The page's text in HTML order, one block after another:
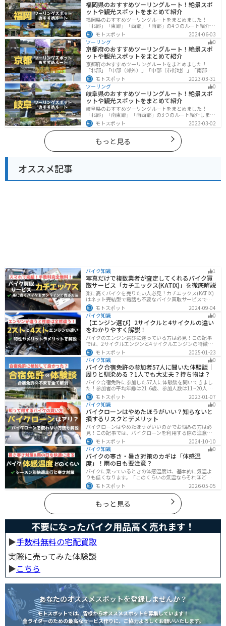
福岡県のおすすめツーリングルート！絶景スポ
ットや観光スポットをまとめて紹介
福岡県のおすすめツーリングルートをまとめました！
「北部」「東部」「西部」「南部」の4つのルート紹介し
ます。豊かな自然から歴史ある名所、グルメまで多彩な
魅力が詰まっており、様々な楽しみ方ができます。バイ
クで福岡県にツーリングに行く際は参考にしてくださ
い。
モトスポット
2024-06-03
ツーリング
0
京都府のおすすめツーリングルート！絶景スポ
ットや観光スポットをまとめて紹介
京都府のおすすめツーリングルートをまとめました！
「北部」「中部（郊外）」「中部（市街地）」「南部」
の4つのルート紹介します。古い町並みや神社仏閣、自然
に囲まれた風光明媚なスポットが数多く存在し、様々な
楽しみ方ができます。バイクで京都府にツーリングに行
く際は参考にしてください。
モトスポット
2023-03-31
ツーリング
0
岐阜県のおすすめツーリングルート！絶景スポ
ットや観光スポットをまとめて紹介
岐阜県のおすすめツーリングルートをまとめました！
「北部」「南東部」「南西部」の3つのルート紹介しま
す。自然豊かな山が充実しており、山を生かした施設や
グルメ、絶景スポットなど、自然を満喫するツーリング
ができます。バイクで岐阜県にツーリングに行く際は参
考にしてください。
モトスポット 2023-03-02
もっと見る
オススメ記事
バイク知識 1
写真だけで複数業者が査定してくれるバイク買
取サービス「カチエックス(KATIX)」を徹底解説
楽に高くバイクを売りたい人必見！カチエックス(KATIX)
はネット完結型で電話も不要なバイク買取サービスで
す。バイク情報と写真を登録するだけで、複数のバイク
業者がオークション形式で価格を競い合ってくれるの
で、何もせず最高値でバイクを売ることができます。
モトスポット
2024-09-04
バイク知識
0
【エンジン選び】2サイクルと4サイクルの違い
をわかりやすく解説！
バイクのエンジン選びに迷っている方は必見！この記事
では、2サイクルエンジンと4サイクルエンジンの特徴や
メリット、選び方を解説しています。実は、4サイクルエ
ンジンは燃費が良く経済的で扱いやすいため、初心者の
方にはおすすめです。記事を読めば、最適なエンジン選
びのヒントが得られます。
モトスポット
2025-01-23
バイク知識
0
バイク合宿免許の参加者57人に聞いた体験談｜
周りと馴染める？1人でも大丈夫？持ち物は？
バイク合宿免許に参加した57人に体験談を聞いてきまし
た！参加者の平均年齢は21.6歳、参加人数は11~20人な
ど統計情報や人間関係はどうだったのか、持っていくべ
きものなど参加する前に知っておきたい情報をまとめま
した。
モトスポット
2023-01-07
バイク知識
0
バイクローンはやめたほうがいい？知らないと
損するリスクとデメリット
バイクローンはやめたほうがいいのかでお悩みの方は必
見！この記事では、バイクローンを利用する際の注意点
や失敗しない選び方を解説しています。実は、バイクロ
ーンの選び方にはコツがあります。この記事を読めば、
自分に合った賢い選択をすることが可能です。
モトスポット
2024-10-10
バイク知識
0
バイクの寒さ・暑さ対策のカギは「体感温
度」！雨の日も要注意？
バイクに乗っているときの体感温度は、基本的に気温よ
りも低くなります。「このくらいの気温ならそれほど寒
くないだろう」そう考えて通常の装備でバイクに乗った
ら大変な目に遭った・・・そんな経験のあるライダーも
多いのではないでしょうか。今回はバイク走行中の体感
温度についてご紹介します。体感温度を考慮した快適走
行のポイントもまとめました。季節や天候を問わずバイ
クに乗る！そんなライダーの方はぜひ参考にしてみてく
ださい。[phtml blog-first-h2-module]バイク走行時の体
感温度は気温より低め？バイク走行時の体感温度は気温
と同じではありません。なぜ
モトスポット 2026-05-05
もっと見る
不要になったバイク用品高く売れます！
▶︎手数料無料の宅配買取
実際に売ってみた体験談
▶︎こちら
あなたのオススメスポットを登録しませんか？
モトスポットでは、皆様からオススメスポットを募集しています！
全ライダーのための最高なサービス作りに、ご協力よろしくお願いいたします。